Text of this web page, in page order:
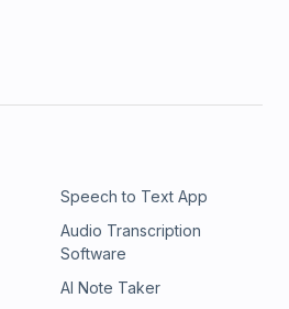
Speech to Text App
Audio Transcription
Software
AI Note Taker